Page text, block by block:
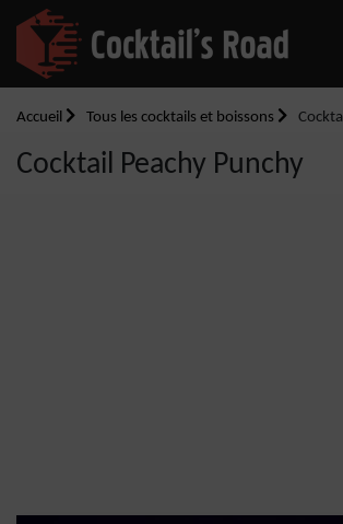
Accueil Tous les cocktails et boissons
Cocktail Peachy Punchy